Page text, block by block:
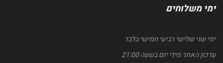
ימי משלוחים
ימי שני שלישי רביעי חמישי בלבד
עדכון האתר מידי יום בשעה 21:00